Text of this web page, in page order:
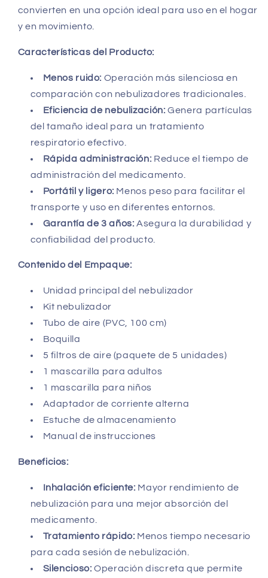
convierten en una opción ideal para uso en el hogar
y en movimiento.
Características del Producto:
Menos ruido: Operación más silenciosa en
comparación con nebulizadores tradicionales.
Eficiencia de nebulización: Genera partículas
del tamaño ideal para un tratamiento
respiratorio efectivo.
Rápida administración: Reduce el tiempo de
administración del medicamento.
Portátil y ligero: Menos peso para facilitar el
transporte y uso en diferentes entornos.
Garantía de 3 años: Asegura la durabilidad y
confiabilidad del producto.
Contenido del Empaque:
Unidad principal del nebulizador
Kit nebulizador
Tubo de aire (PVC, 100 cm)
Boquilla
5 filtros de aire (paquete de 5 unidades)
1 mascarilla para adultos
1 mascarilla para niños
Adaptador de corriente alterna
Estuche de almacenamiento
Manual de instrucciones
Beneficios:
Inhalación eficiente: Mayor rendimiento de
nebulización para una mejor absorción del
medicamento.
Tratamiento rápido: Menos tiempo necesario
para cada sesión de nebulización.
Silencioso: Operación discreta que permite